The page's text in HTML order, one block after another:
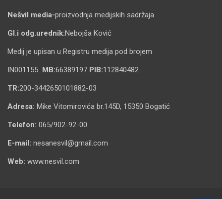
Nešvil media-proizvodnja medijskih sadržaja
Gl.i odg.urednik:Nebojša Ković
Medij je upisan u Registru medija pod brojem
IN001155 MB:66389197 PIB:112840482
TR:200-3442650101882-03
Adresa: Mike Vitomirovića br.145D, 15350 Bogatić
Telefon: 065/902-92-00
E-mail: nesanesvil@gmail.com
Web: www.nesvil.com